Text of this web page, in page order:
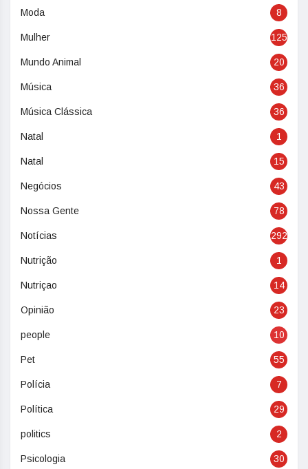
Moda 8
Mulher 125
Mundo Animal 20
Música 36
Música Clássica 36
Natal 1
Natal 15
Negócios 43
Nossa Gente 78
Notícias 292
Nutrição 1
Nutriçao 14
Opinião 23
people 10
Pet 55
Polícia 7
Política 29
politics 2
Psicologia 30